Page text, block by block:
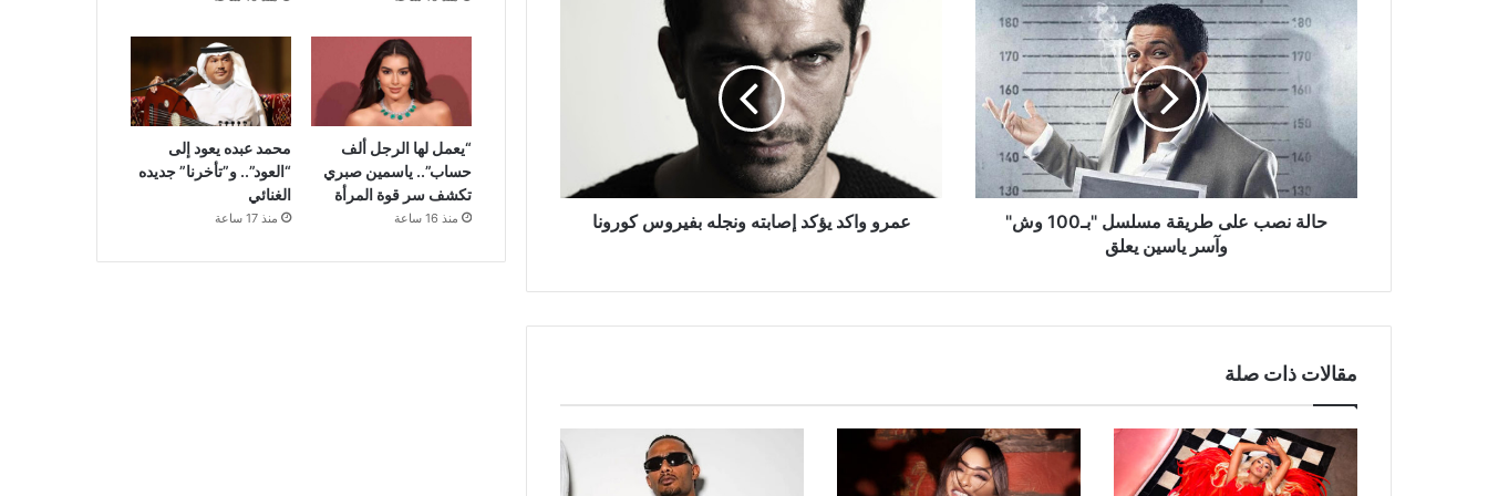
على
مسلسل
"بـ100
وش"
ياسين
حالة نصب على طريقة مسلسل "بـ100 وش"
وآسر ياسين يعلق
عمرو واكد يؤكد إصابته ونجله بفيروس كورونا
مقالات ذات صلة
“يعمل لها الرجل ألف
حساب”.. ياسمين صبري
تكشف سر قوة المرأة
منذ 16 ساعة
محمد عبده يعود إلى
“العود”.. و”تأخرنا” جديده
الغنائي
منذ 17 ساعة